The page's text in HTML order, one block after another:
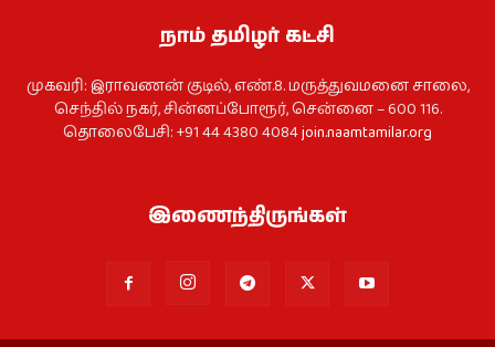
நாம் தமிழர் கட்சி
முகவரி: இராவணன் குடில், எண்.8. மருத்துவமனை சாலை,
செந்தில் நகர், சின்னப்போரூர், சென்னை – 600 116.
தொலைபேசி: +91 44 4380 4084join.naamtamilar.org
இணைந்திருங்கள்